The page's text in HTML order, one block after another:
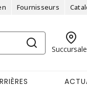
Fournisseurs